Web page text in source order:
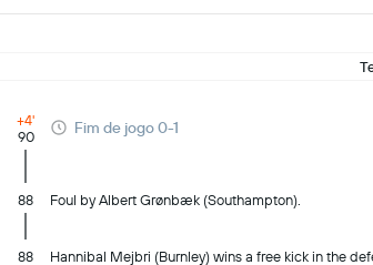
+4'
90
Fim de jogo 0-1
88 Foul by Albert Grønbæk (Southampton).
88 Hannibal Mejbri (Burnley) wins a free kick in the